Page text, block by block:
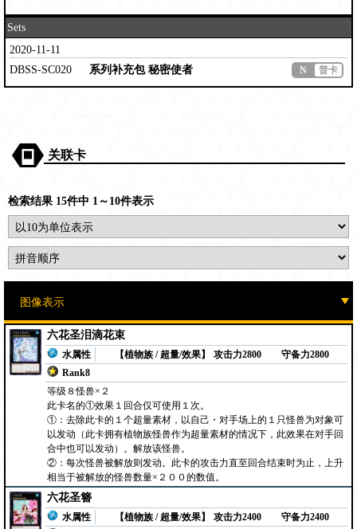
Sets
2020-11-11
DBSS-SC020
系列补充包 秘密使者 N 普卡
关联卡
检索结果 15件中 1～10件表示
六花圣泪滴花束
水属性
【植物族 / 超量/效果】
Rank8
攻击力2800 守备力2800
等级８怪兽×２
此卡名的①效果１回合仅可使用１次。
①：去除此卡的１个超量素材，以自己・对手场上的１只怪兽为对象可
以发动（此卡拥有植物族怪兽作为超量素材的情况下，此效果在对手回
合中也可以发动）。解放该怪兽。
②：每次怪兽被解放则发动。此卡的攻击力直至回合结束时为止，上升
相当于被解放的怪兽数量×２００的数值。
六花圣簪
水属性
【植物族 / 超量/效果】
攻击力2400 守备力2400